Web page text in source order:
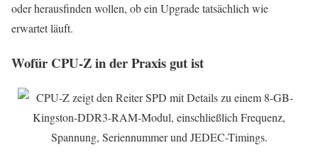
oder herausfinden wollen, ob ein Upgrade tatsächlich wie
erwartet läuft.
Wofür CPU-Z in der Praxis gut ist